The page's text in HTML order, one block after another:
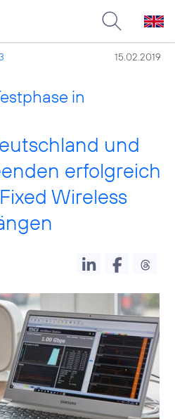
15.02.2019
in
und
erfolgreich
Wireless